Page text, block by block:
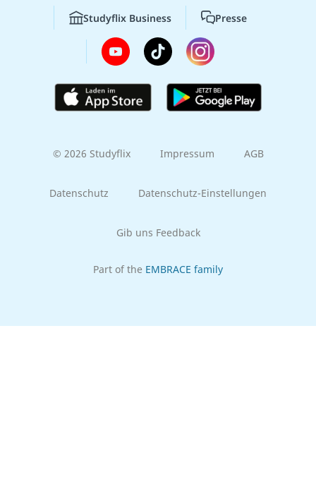
Studyflix Business Presse
© 2026 Studyflix Impressum AGB
Datenschutz Datenschutz-Einstellungen
Gib uns Feedback
Part of the EMBRACE family